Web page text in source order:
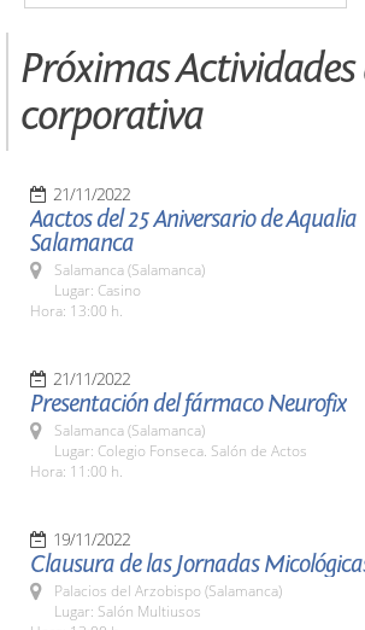
Próximas Actividades
corporativa
21/11/2022
Aactos del 25 Aniversario de Aqualia
Salamanca
Salamanca (Salamanca)
Lugar: Casino
Hora: 13:00 h.
21/11/2022
Presentación del fármaco Neurofix
Salamanca (Salamanca)
Lugar: Colegio Fonseca. Salón de Actos
Hora: 11:00 h.
19/11/2022
Clausura de las Jornadas
Palacios del Arzobispo (Salamanca)
Lugar: Salón Multiusos